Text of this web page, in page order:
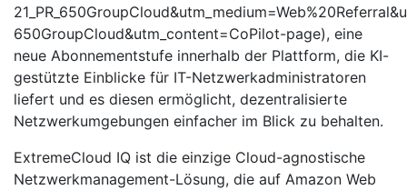
650GroupCloud&utm_content=CoPilot-page), eine
neue Abonnementstufe innerhalb der Plattform, die KI-
gestützte Einblicke für IT-Netzwerkadministratoren
liefert und es diesen ermöglicht, dezentralisierte
Netzwerkumgebungen einfacher im Blick zu behalten.
ExtremeCloud IQ ist die einzige Cloud-agnostische
Netzwerkmanagement-Lösung, die auf Amazon Web